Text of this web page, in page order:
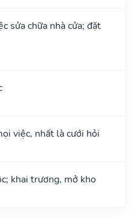
sửa chữa nhà cửa; đặt
việc, nhất là cưới hỏi
khai trương, mở kho